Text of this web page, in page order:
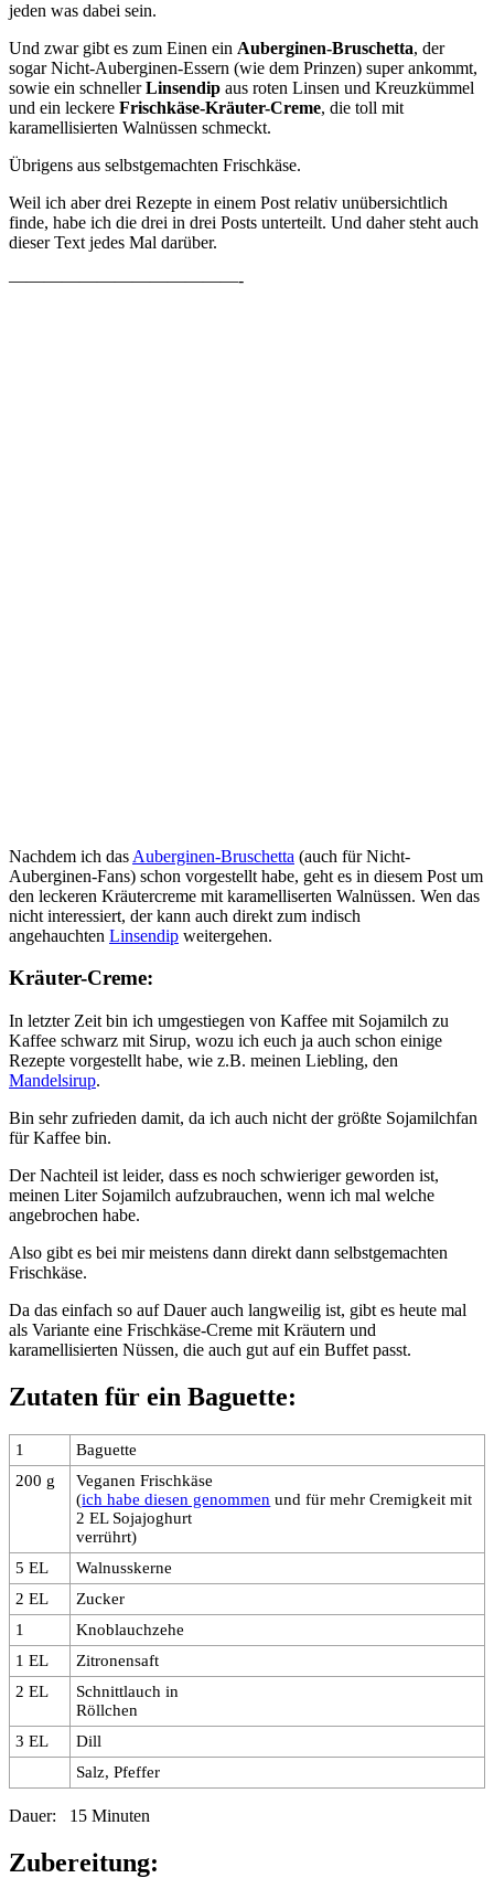
jeden was dabei sein.
Und zwar gibt es zum Einen ein Auberginen-Bruschetta, der
sogar Nicht-Auberginen-Essern (wie dem Prinzen) super ankommt,
sowie ein schnellerLinsendip aus roten Linsen und Kreuzkümmel
und ein leckere Frischkäse-Kräuter-Creme, die toll mit
karamellisierten Walnüssen schmeckt.
Übrigens aus selbstgemachten Frischkäse.
Weil ich aber drei Rezepte in einem Post relativ unübersichtlich
finde, habe ich die drei in drei Posts unterteilt. Und daher steht auch
dieser Text jedes Mal darüber.
—————————————-
Nachdem ich das Auberginen-Bruschetta (auch für Nicht-
Auberginen-Fans) schon vorgestellt habe, geht es in diesem Post um
den leckeren Kräutercreme mit karamelliserten Walnüssen. Wen das
nicht interessiert, der kann auch direkt zum indisch
angehauchten Linsendip weitergehen.
Kräuter-Creme:
In letzter Zeit bin ich umgestiegen von Kaffee mit Sojamilch zu
Kaffee schwarz mit Sirup, wozu ich euch ja auch schon einige
Rezepte vorgestellt habe, wie z.B. meinen Liebling, den
Mandelsirup.
Bin sehr zufrieden damit, da ich auch nicht der größte Sojamilchfan
für Kaffee bin.
Der Nachteil ist leider, dass es noch schwieriger geworden ist,
meinen Liter Sojamilch aufzubrauchen, wenn ich mal welche
angebrochen habe.
Also gibt es bei mir meistens dann direkt dann selbstgemachten
Frischkäse.
Da das einfach so auf Dauer auch langweilig ist, gibt es heute mal
als Variante eine Frischkäse-Creme mit Kräutern und
karamellisierten Nüssen, die auch gut auf ein Buffet passt.
Zutaten für ein Baguette:
1
Baguette
200 g
Veganen Frischkäse
(ich habe diesen genommen und für mehr Cremigkeit mit
2 EL Sojajoghurt
verrührt)
5 EL
Walnusskerne
2 EL
Zucker
1
Knoblauchzehe
1 EL
Zitronensaft
2 EL
Schnittlauch in
Röllchen
3 EL
Dill
Salz, Pfeffer
Dauer: 15 Minuten
Zubereitung: